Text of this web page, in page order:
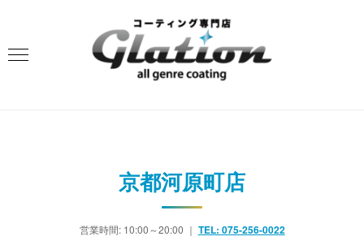
京都河原町店
営業時間: 10:00～20:00 ｜ TEL: 075-256-0022